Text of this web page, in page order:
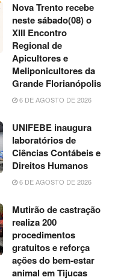
Nova Trento recebe
neste sábado(08) o
XIII Encontro
Regional de
Apicultores e
Meliponicultores da
Grande Florianópolis
6 DE AGOSTO DE 2026
UNIFEBE inaugura
laboratórios de
Ciências Contábeis e
Direitos Humanos
6 DE AGOSTO DE 2026
Mutirão de castração
realiza 200
procedimentos
gratuitos e reforça
ações do bem-estar
animal em Tijucas